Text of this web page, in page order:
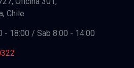
Chile
- 18:00 / Sab 8:00 - 14:00